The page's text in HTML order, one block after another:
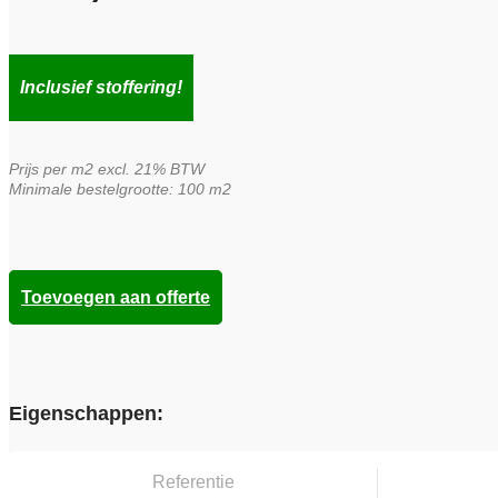
Inclusief stoffering!
Prijs per m2 excl. 21% BTW
Minimale bestelgrootte: 100 m2
Toevoegen aan offerte
Eigenschappen:
Referentie